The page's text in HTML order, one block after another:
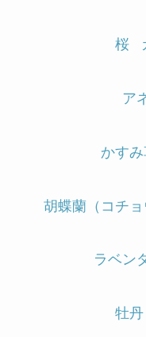
桜
ア
かす
胡蝶蘭（コチョ
ラベン
牡丹